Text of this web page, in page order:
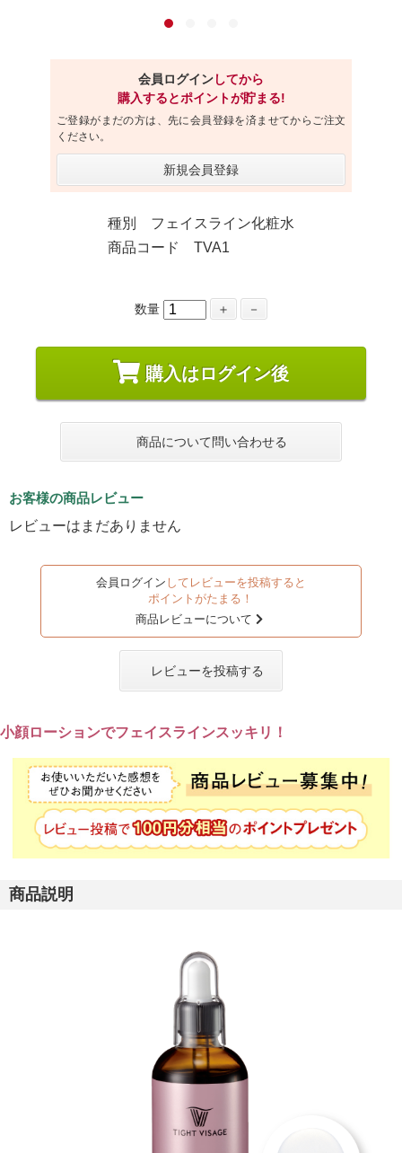
会員ログインしてから
購入するとポイントが貯まる!
ご登録がまだの方は、先に会員登録を済ませてからご注文
ください。
新規会員登録
種別 フェイスライン化粧水
商品コード TVA1
数量 ＋ －
購入はログイン後
商品について問い合わせる
お客様の商品レビュー
レビューはまだありません
会員ログイン してレビューを投稿すると
ポイントがたまる！
商品レビューについて
レビューを投稿する
小顔ローションでフェイスラインスッキリ！
商品説明